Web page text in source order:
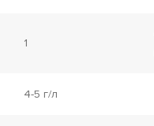
1
4-5 г/л